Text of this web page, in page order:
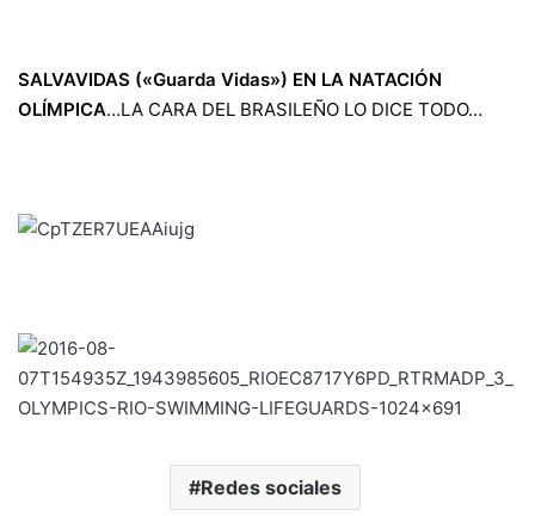
SALVAVIDAS («Guarda Vidas») EN LA NATACIÓN
OLÍMPICA…LA CARA DEL BRASILEÑO LO DICE TODO…
Redes sociales